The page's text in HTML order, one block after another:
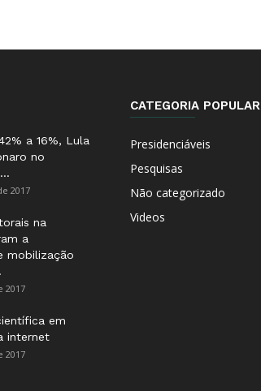
a 16%, Lula
no
2017
na
a
mobilização
2017
em
internet
2017
CATEGORIA POPULAR
Presidenciáveis
Pesquisas
Não categorizado
Videos